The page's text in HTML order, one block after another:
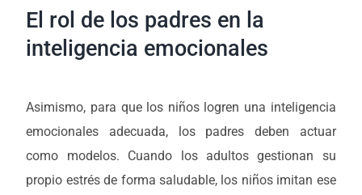
El rol de los padres en la
inteligencia emocionales
Asimismo, para que los niños logren una inteligencia
emocionales adecuada, los padres deben actuar
como modelos. Cuando los adultos gestionan su
propio estrés de forma saludable, los niños imitan ese